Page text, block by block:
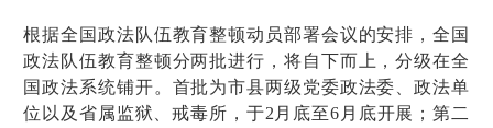
根据全国政法队伍教育整顿动员部署会议的安排，全国
政法队伍教育整顿分两批进行，将自下而上，分级在全
国政法系统铺开。首批为市县两级党委政法委、政法单
位以及省属监狱、戒毒所，于2月底至6月底开展；第二